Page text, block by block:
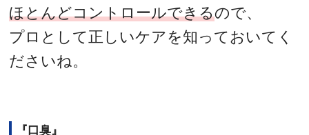
ほとんどコントロールできるので、
プロとして正しいケアを知っておいてく
ださいね。
『口臭』